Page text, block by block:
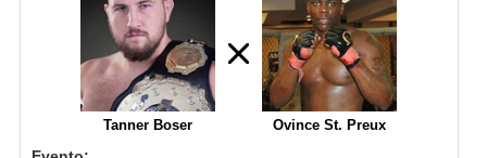
Tanner Boser Ovince St. Preux